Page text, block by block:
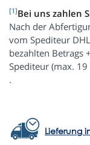
[1]Bei uns zahlen
Nach der
vom Spediteur
bezahlten Betrags
Spediteur (max. 19
.
Lieferung